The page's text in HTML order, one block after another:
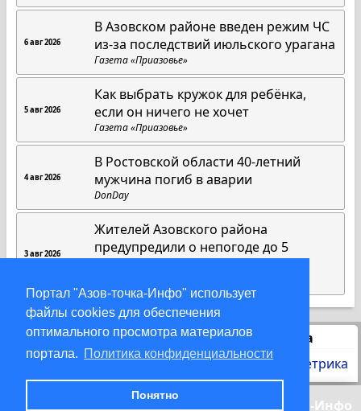
Портал "Азов-точка-Инфо" использует
файлы cookies для обеспечения
оптимального просмотра материалов
портала. Политика конфиденциальности
Понятно
6 авг 2026
В Азовском районе введен режим ЧС
из-за последствий июльского урагана
Газета «Приазовье»
5 авг 2026
Как выбрать кружок для ребёнка,
если он ничего не хочет
Газета «Приазовье»
4 авг 2026
В Ростовской области 40-летний
мужчина погиб в аварии
DonDay
3 авг 2026
Жителей Азовского района
предупредили о непогоде до 5
августа
Статистика
© 2000-2026 Азов-точка-Инфо